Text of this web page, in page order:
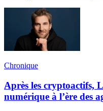
Chronique
Après les cryptoactifs,
numérique à l’ère des